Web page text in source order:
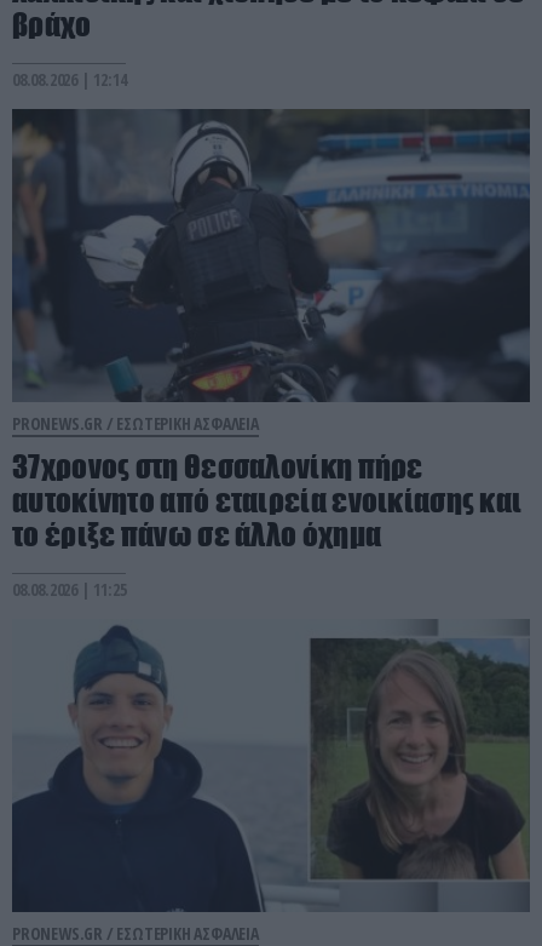
βράχο
08.08.2026 | 12:14
PRONEWS.GR / ΕΣΩΤΕΡΙΚΗ ΑΣΦΑΛΕΙΑ
37χρονος στη Θεσσαλονίκη πήρε
αυτοκίνητο από εταιρεία ενοικίασης και
το έριξε πάνω σε άλλο όχημα
08.08.2026 | 11:25
PRONEWS.GR / ΕΣΩΤΕΡΙΚΗ ΑΣΦΑΛΕΙΑ